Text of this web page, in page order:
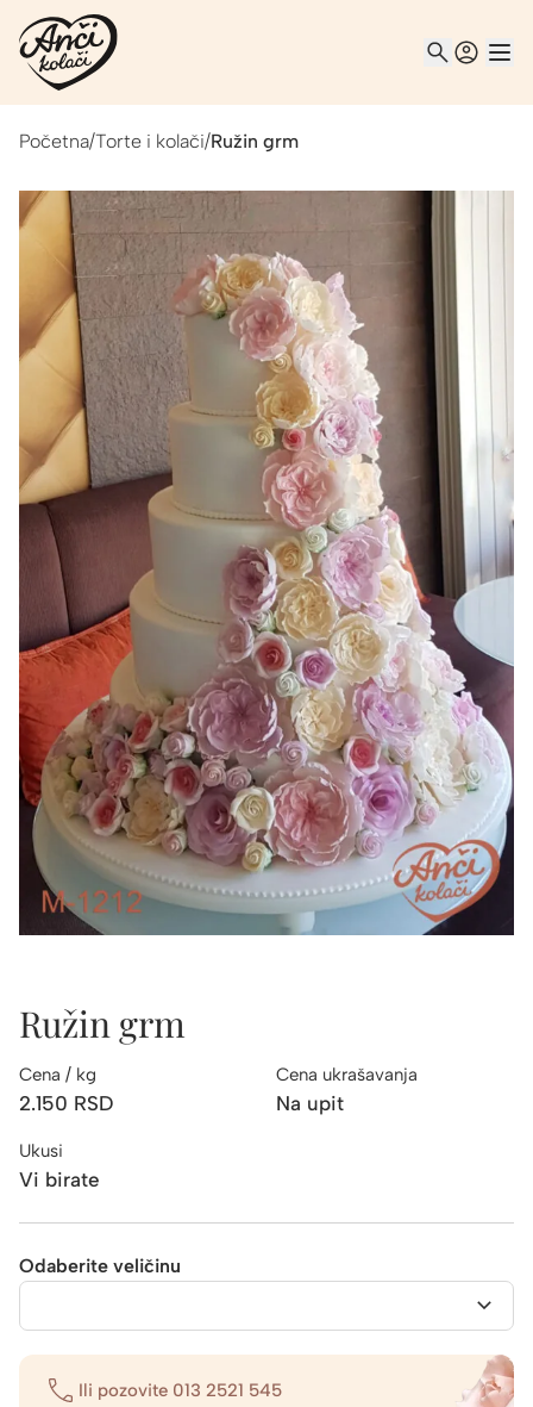
Početna/Torte i kolači/Ružin grm
Ružin grm
Cena / kg
2.150 RSD
Cena ukrašavanja
Na upit
Ukusi
Vi birate
Odaberite veličinu
Ili pozovite 013 2521 545